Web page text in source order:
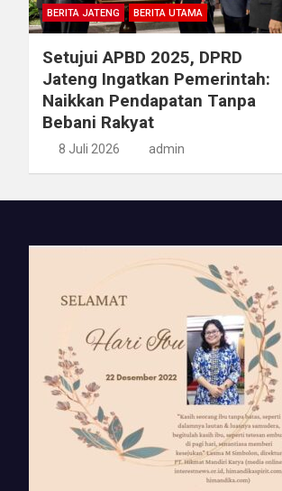
BERITA JATENG BERITA UTAMA
Setujui APBD 2025, DPRD
Jateng Ingatkan Pemerintah:
Naikkan Pendapatan Tanpa
Bebani Rakyat
8 Juli 2026 admin